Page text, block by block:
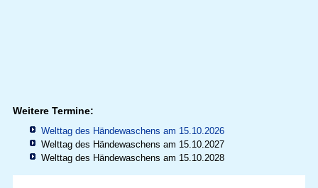
Weitere Termine:
Welttag des Händewaschens am 15.10.2026
Welttag des Händewaschens am 15.10.2027
Welttag des Händewaschens am 15.10.2028